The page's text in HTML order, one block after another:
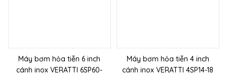
Máy bơm hỏa tiễn 6 inch
cánh inox VERATTI 6SP60-
Máy bơm hỏa tiễn 4 inch
cánh inox VERATTI 4SP14-18